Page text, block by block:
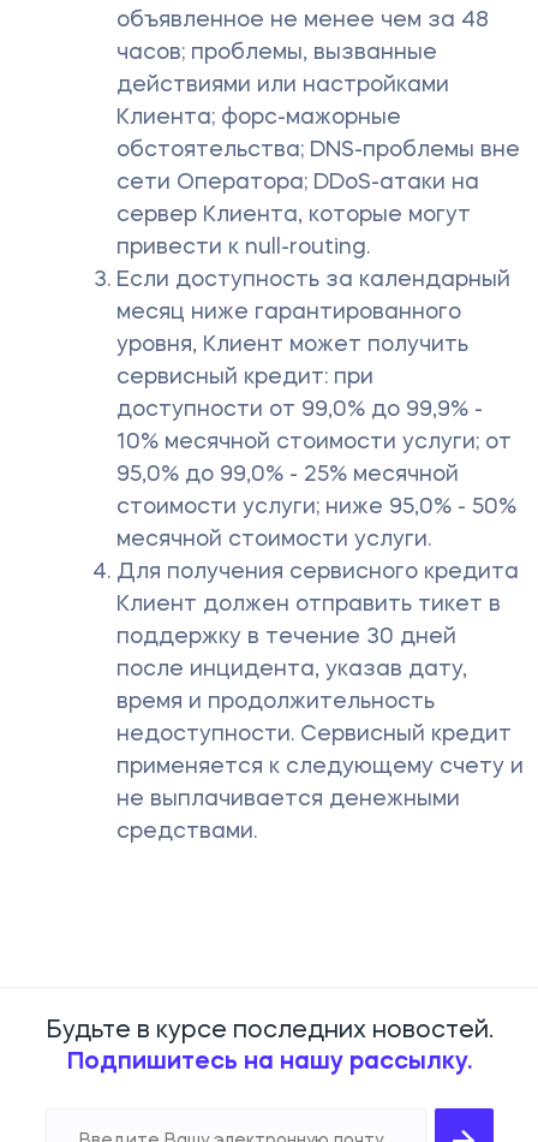
объявленное не менее чем за 48
часов; проблемы, вызванные
действиями или настройками
Клиента; форс-мажорные
обстоятельства; DNS-проблемы вне
сети Оператора; DDoS-атаки на
сервер Клиента, которые могут
привести к null-routing.
Если доступность за календарный
месяц ниже гарантированного
уровня, Клиент может получить
сервисный кредит: при
доступности от 99,0% до 99,9% -
10% месячной стоимости услуги; от
95,0% до 99,0% - 25% месячной
стоимости услуги; ниже 95,0% - 50%
месячной стоимости услуги.
Для получения сервисного кредита
Клиент должен отправить тикет в
поддержку в течение 30 дней
после инцидента, указав дату,
время и продолжительность
недоступности. Сервисный кредит
применяется к следующему счету и
не выплачивается денежными
средствами.
Будьте в курсе последних новостей.
Подпишитесь на нашу рассылку.